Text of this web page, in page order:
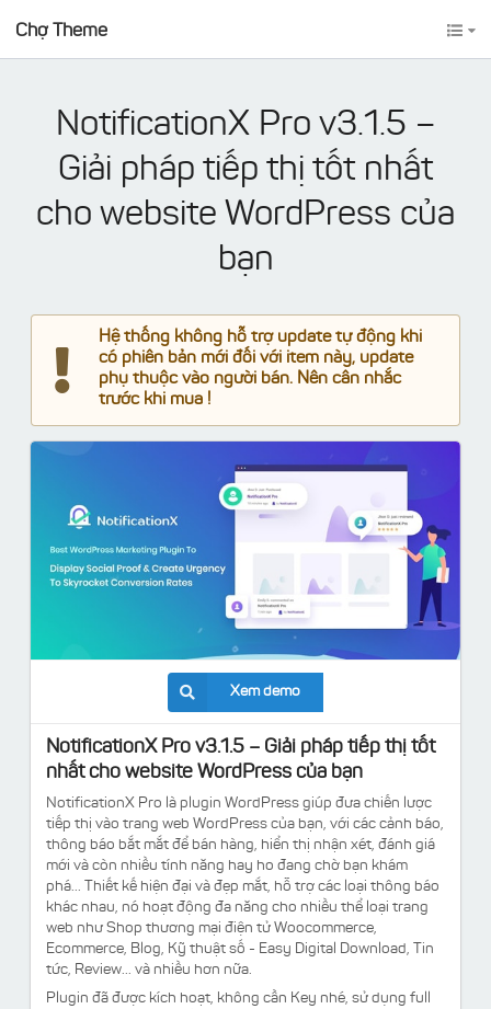
Chợ Theme
NotificationX Pro v3.1.5 –
Giải pháp tiếp thị tốt nhất
cho website WordPress của
bạn
Hệ thống không hỗ trợ update tự động khi
có phiên bản mới đối với item này, update
phụ thuộc vào người bán. Nên cân nhắc
trước khi mua !
Xem demo
NotificationX Pro v3.1.5 – Giải pháp tiếp thị tốt
nhất cho website WordPress của bạn
NotificationX Pro là plugin WordPress giúp đưa chiến lược
tiếp thị vào trang web WordPress của bạn, với các cảnh báo,
thông báo bắt mắt để bán hàng, hiển thị nhận xét, đánh giá
mới và còn nhiều tính năng hay ho đang chờ bạn khám
phá... Thiết kế hiện đại và đẹp mắt, hỗ trợ các loại thông báo
khác nhau, nó hoạt động đa năng cho nhiều thể loại trang
web như Shop thương mại điện tử Woocommerce,
Ecommerce, Blog, Kỹ thuật số - Easy Digital Download, Tin
tức, Review... và nhiều hơn nữa.
Plugin đã được kích hoạt, không cần Key nhé, sử dụng full